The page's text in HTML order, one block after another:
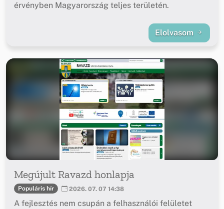
érvényben Magyarország teljes területén.
Elolvasom
Megújult Ravazd honlapja
Populáris hír 2026. 07. 07 14:38
A fejlesztés nem csupán a felhasználói felületet